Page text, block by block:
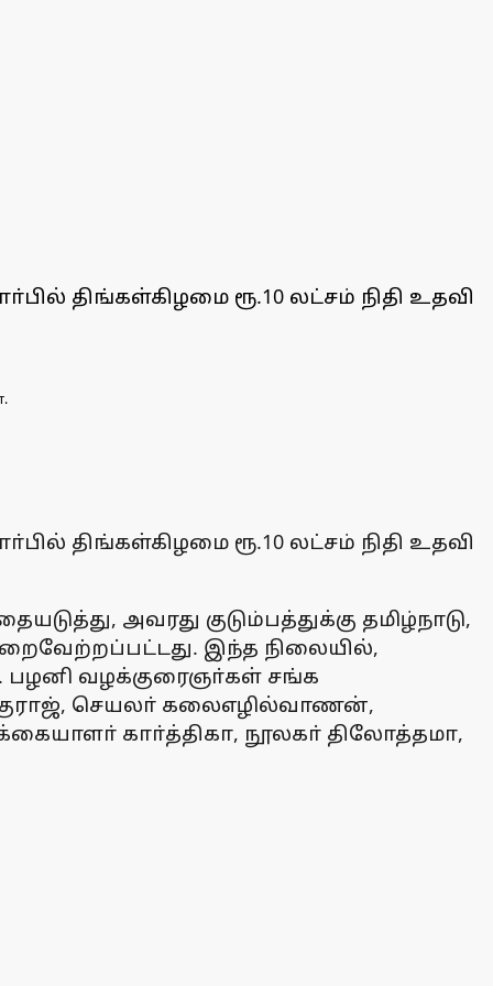
திங்கள்கிழமை ரூ.10 லட்சம் நிதி உதவி
திங்கள்கிழமை ரூ.10 லட்சம் நிதி உதவி
அவரது குடும்பத்துக்கு தமிழ்நாடு,
இந்த நிலையில்,
பழனி வழக்குரைஞா்கள் சங்க
செயலா் கலைஎழில்வாணன்,
காா்த்திகா, நூலகா் திலோத்தமா,